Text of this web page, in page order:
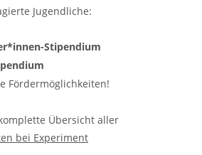
Jugendliche:
Stipendium
Fördermöglichkeiten!
Übersicht aller
bei Experiment